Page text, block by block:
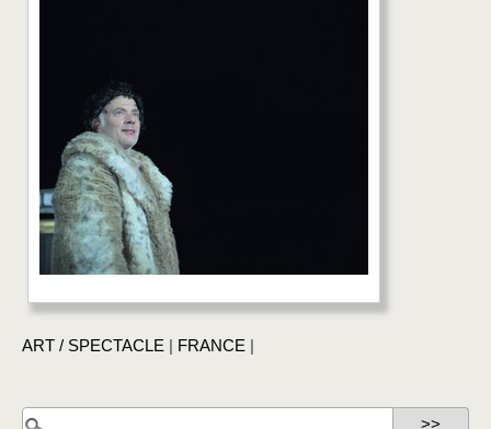
ART / SPECTACLE | FRANCE |